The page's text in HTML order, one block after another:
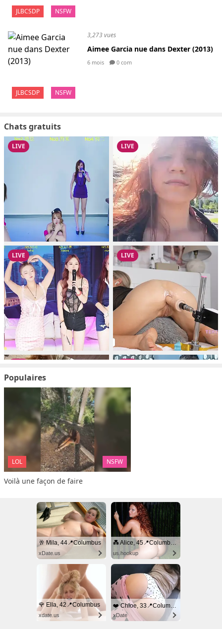
JLBCSDP NSFW
JLBCSDP NSFW
3,273 vues
Aimee Garcia nue dans Dexter (2013)
6 mois 0 com
Chats gratuits
Populaires
LOL NSFW
Voilà une façon de faire